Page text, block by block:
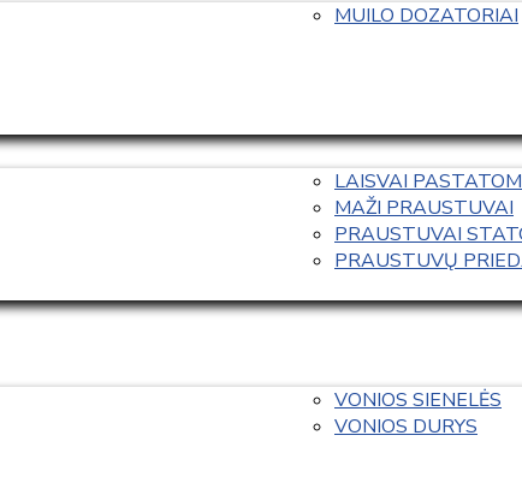
MUILO DOZATORIAI
LAISVAI
MAŽI PRAUSTUVAI
PRAUSTUVAI
PRAUSTUVŲ
VONIOS SIENELĖS
VONIOS DURYS